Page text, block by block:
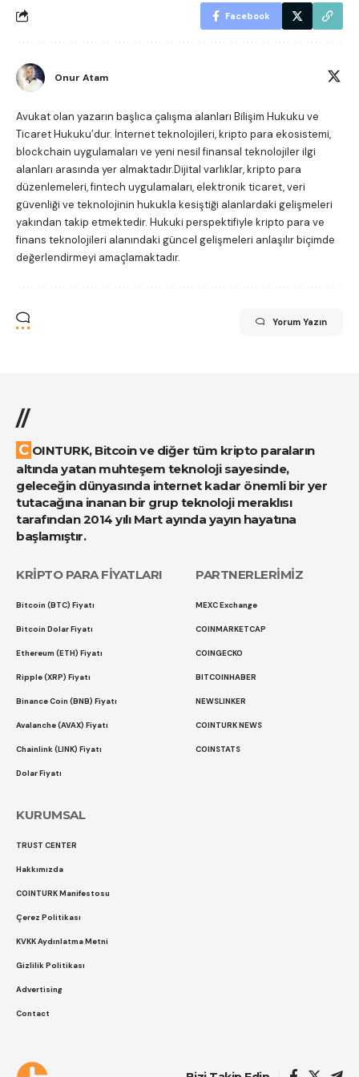
Facebook
Onur Atam
Avukat olan yazarın başlıca çalışma alanları Bilişim Hukuku ve
Ticaret Hukuku’dur. İnternet teknolojileri, kripto para ekosistemi,
blockchain uygulamaları ve yeni nesil finansal teknolojiler ilgi
alanları arasında yer almaktadır.Dijital varlıklar, kripto para
düzenlemeleri, fintech uygulamaları, elektronik ticaret, veri
güvenliği ve teknolojinin hukukla kesiştiği alanlardaki gelişmeleri
yakından takip etmektedir. Hukuki perspektifiyle kripto para ve
finans teknolojileri alanındaki güncel gelişmeleri anlaşılır biçimde
değerlendirmeyi amaçlamaktadır.
Yorum Yazın
//
COINTURK, Bitcoin ve diğer tüm kripto paraların
altında yatan muhteşem teknoloji sayesinde,
geleceğin dünyasında internet kadar önemli bir yer
tutacağına inanan bir grup teknoloji meraklısı
tarafından 2014 yılı Mart ayında yayın hayatına
başlamıştır.
KRİPTO PARA FİYATLARI
Bitcoin (BTC) Fiyatı
Bitcoin Dolar Fiyatı
Ethereum (ETH) Fiyatı
Ripple (XRP) Fiyatı
Binance Coin (BNB) Fiyatı
Avalanche (AVAX) Fiyatı
Chainlink (LINK) Fiyatı
Dolar Fiyatı
PARTNERLERİMİZ
MEXC Exchange
COINMARKETCAP
COINGECKO
BITCOINHABER
NEWSLINKER
COINTURK NEWS
COINSTATS
KURUMSAL
TRUST CENTER
Hakkımızda
COINTURK Manifestosu
Çerez Politikası
KVKK Aydınlatma Metni
Gizlilik Politikası
Advertising
Contact
Çerez Politikası Gizlilik Politikası